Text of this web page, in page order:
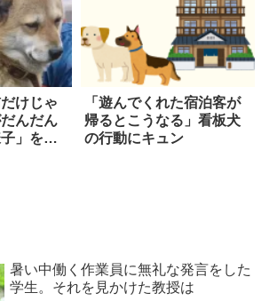
けじゃ
んだん
」をご
「遊んでくれた宿泊客が
帰るとこうなる」看板犬
の行動にキュン
暑い中働く作業員に無礼な発言をした
学生。それを見かけた教授は